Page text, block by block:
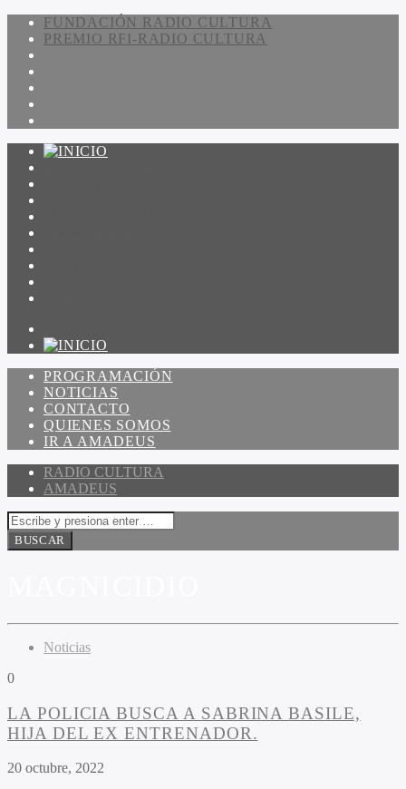
FUNDACIÓN RADIO CULTURA
PREMIO RFI-RADIO CULTURA
PROGRAMACIÓN
NOTICIAS
CONTACTO
QUIENES SOMOS
IR A AMADEUS
RADIO CULTURA
AMADEUS
Noticias
0
LA POLICIA BUSCA A SABRINA BASILE,
HIJA DEL EX ENTRENADOR.
20 octubre, 2022